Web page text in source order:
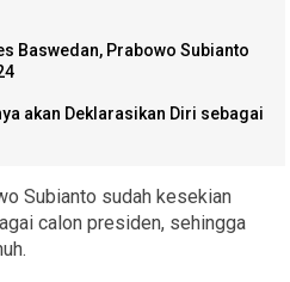
Baswedan, Prabowo Subianto
akan Deklarasikan Diri sebagai
Subianto sudah kesekian
calon presiden, sehingga